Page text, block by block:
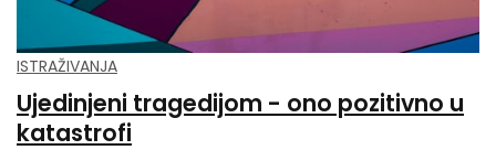
ISTRAŽIVANJA
Ujedinjeni tragedijom - ono pozitivno u
katastrofi